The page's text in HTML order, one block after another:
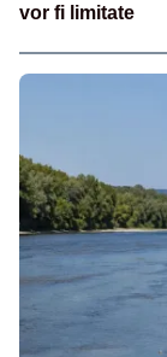
vor fi limitate